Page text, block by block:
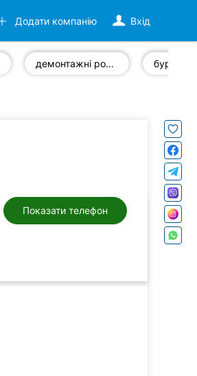
Вхід
Додати компанію
демонтажні роботи
Показати телефон